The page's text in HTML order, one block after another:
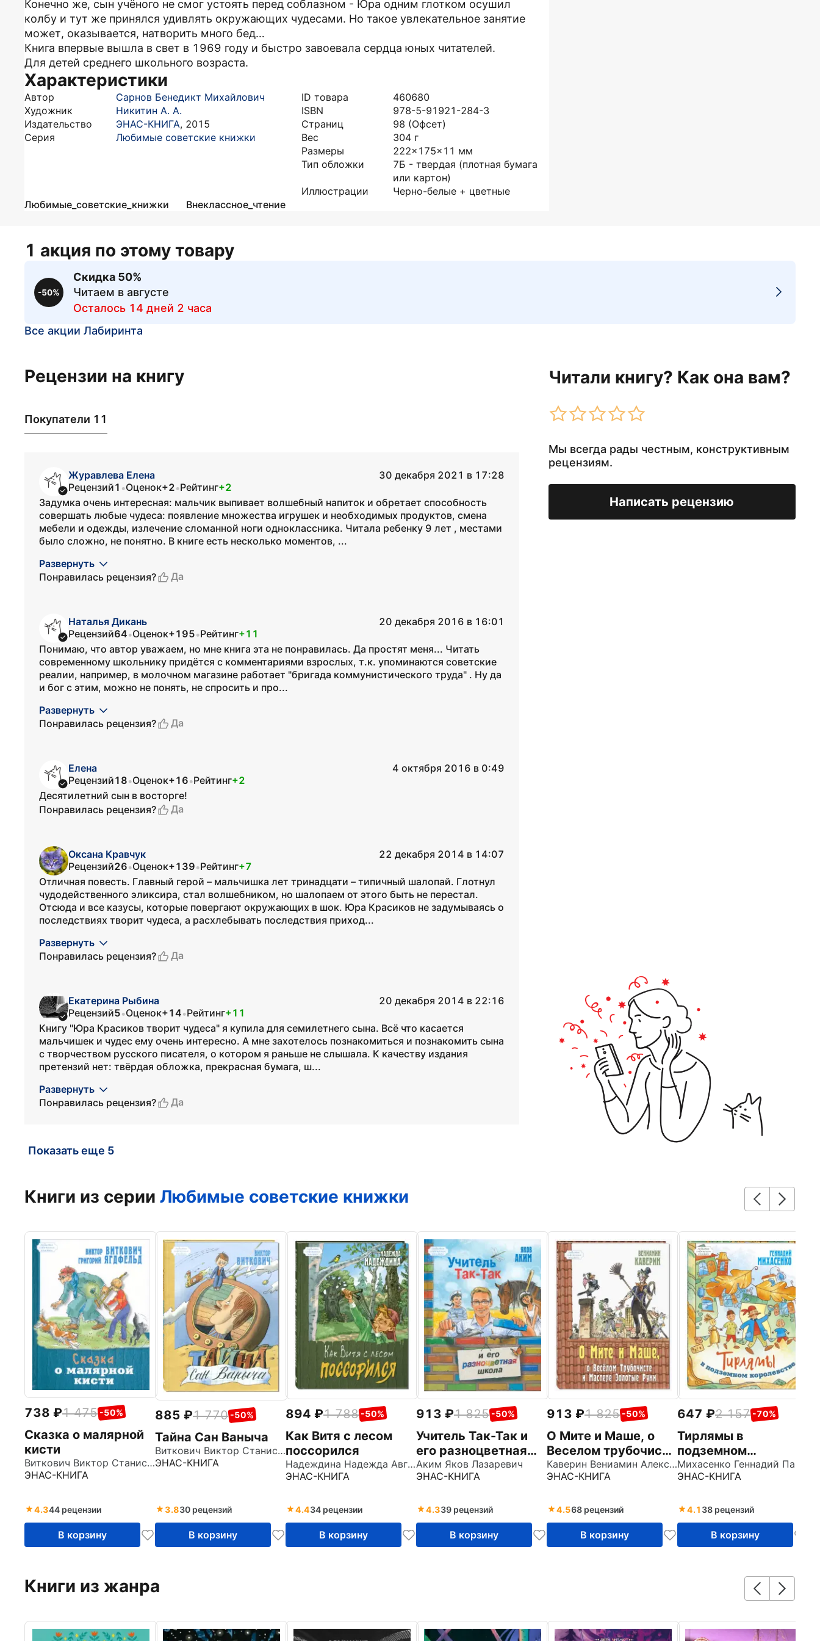
Конечно же, сын учёного не смог устоять перед соблазном - Юра одним глотком осушил
колбу и тут же принялся удивлять окружающих чудесами. Но такое увлекательное занятие
может, оказывается, натворить много бед…
Книга впервые вышла в свет в 1969 году и быстро завоевала сердца юных читателей.
Для детей среднего школьного возраста.
Характеристики
Автор
Сарнов Бенедикт Михайлович
Художник
Никитин А. А.
Издательство
ЭНАС-КНИГА, 2015
Серия
Любимые советские книжки
ID товара
460680
ISBN
978-5-91921-284-3
Страниц
98 (Офсет)
Вес
304 г
Размеры
222x175x11 мм
Тип обложки
7Б - твердая (плотная бумага
или картон)
Иллюстрации
Черно-белые + цветные
Любимые_советские_книжки
Внеклассное_чтение
1 акция по этому товару
-50%
Скидка 50%
Читаем в августе
Осталось 14 дней 2 часа
Все акции Лабиринта
Рецензии на книгу Читали книгу? Как она вам?
Мы всегда рады честным, конструктивным
рецензиям.
Написать рецензию
Покупатели 11
Журавлева Елена
30 декабря 2021 в 17:28
Рецензий1 •Оценок+2•Рейтинг+2
Задумка очень интересная: мальчик выпивает волшебный напиток и обретает способность
совершать любые чудеса: появление множества игрушек и необходимых продуктов, смена
мебели и одежды, излечение сломанной ноги одноклассника. Читала ребенку 9 лет , местами
было сложно, не понятно. В книге есть несколько моментов, ...
Развернуть
Понравилась рецензия?
Да
Наталья Дикань
20 декабря 2016 в 16:01
Рецензий64•Оценок+195•Рейтинг+11
Понимаю, что автор уважаем, но мне книга эта не понравилась. Да простят меня... Читать
современному школьнику придётся с комментариями взрослых, т.к. упоминаются советские
реалии, например, в молочном магазине работает "бригада коммунистического труда" . Ну да
и бог с этим, можно не понять, не спросить и про...
Развернуть
Понравилась рецензия?
Да
Елена
4 октября 2016 в 0:49
Рецензий18•Оценок+16•Рейтинг+2
Десятилетний сын в восторге!
Понравилась рецензия?
Да
Оксана Кравчук
22 декабря 2014 в 14:07
Рецензий26•Оценок+139•Рейтинг+7
Отличная повесть. Главный герой – мальчишка лет тринадцати – типичный шалопай. Глотнул
чудодейственного эликсира, стал волшебником, но шалопаем от этого быть не перестал.
Отсюда и все казусы, которые повергают окружающих в шок. Юра Красиков не задумываясь о
последствиях творит чудеса, а расхлебывать последствия приход...
Развернуть
Понравилась рецензия?
Да
Екатерина Рыбина
20 декабря 2014 в 22:16
Рецензий5•Оценок+14•Рейтинг+11
Книгу "Юра Красиков творит чудеса" я купила для семилетнего сына. Всё что касается
мальчишек и чудес ему очень интересно. А мне захотелось познакомиться и познакомить сына
с творчеством русского писателя, о котором я раньше не слышала. К качеству издания
претензий нет: твёрдая обложка, прекрасная бумага, ш...
Развернуть
Понравилась рецензия?
Да
Показать еще 5
Книги из серии Любимые советские книжки
738 1 475 -50%
Сказка о малярной
кисти
Виткович Виктор Станиславович
ЭНАС-КНИГА
4.344 рецензии
В корзину
885 1 770 -50%
Тайна Сан Ваныча
Виткович Виктор Станиславович
ЭНАС-КНИГА
3.830 рецензий
В корзину
894 1 788 -50%
Как Витя с лесом
поссорился
Надеждина Надежда Августиновна
ЭНАС-КНИГА
4.434 рецензии
В корзину
913 1 825 -50%
Учитель Так-Так и
его разноцветная
школа
Аким Яков Лазаревич
ЭНАС-КНИГА
4.339 рецензий
В корзину
913 1 825 -50%
О Мите и Маше, о
Веселом трубочисте
и Мастере Золотые
Руки
Каверин Вениамин Александрович
ЭНАС-КНИГА
4.568 рецензий
В корзину
647 2 157 -70%
Тирлямы в
подземном
королевстве
ЭНАС-КНИГА
4.1 38 рецензий
В корзину
Книги из жанра